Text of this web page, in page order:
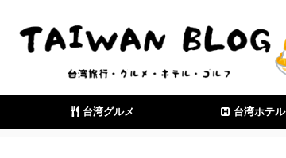
台湾グルメ 台湾ホテル